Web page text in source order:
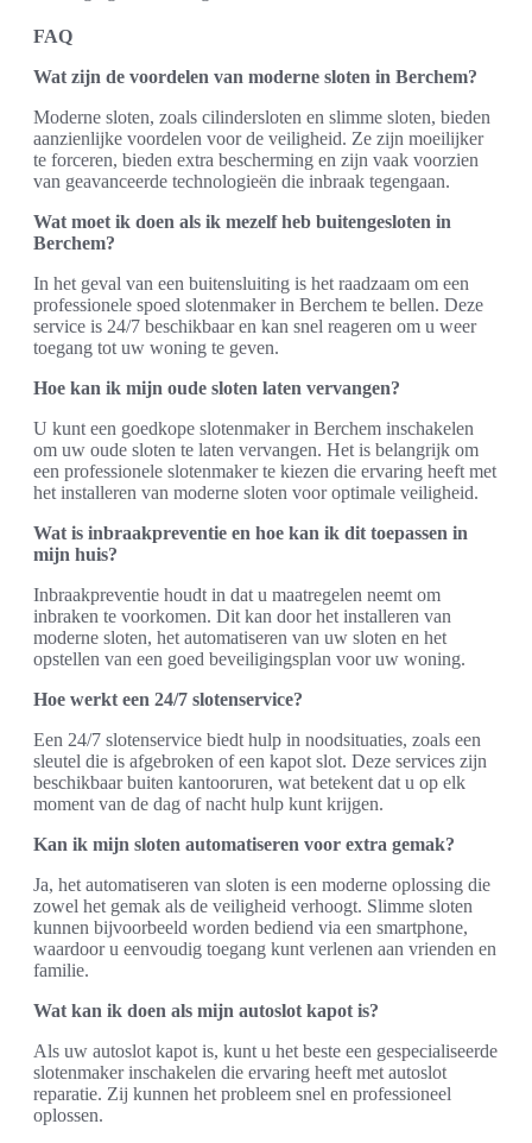
FAQ
Wat zijn de voordelen van moderne sloten in Berchem?
Moderne sloten, zoals cilindersloten en slimme sloten, bieden
aanzienlijke voordelen voor de veiligheid. Ze zijn moeilijker
te forceren, bieden extra bescherming en zijn vaak voorzien
van geavanceerde technologieën die inbraak tegengaan.
Wat moet ik doen als ik mezelf heb buitengesloten in
Berchem?
In het geval van een buitensluiting is het raadzaam om een
professionele spoed slotenmaker in Berchem te bellen. Deze
service is 24/7 beschikbaar en kan snel reageren om u weer
toegang tot uw woning te geven.
Hoe kan ik mijn oude sloten laten vervangen?
U kunt een goedkope slotenmaker in Berchem inschakelen
om uw oude sloten te laten vervangen. Het is belangrijk om
een professionele slotenmaker te kiezen die ervaring heeft met
het installeren van moderne sloten voor optimale veiligheid.
Wat is inbraakpreventie en hoe kan ik dit toepassen in
mijn huis?
Inbraakpreventie houdt in dat u maatregelen neemt om
inbraken te voorkomen. Dit kan door het installeren van
moderne sloten, het automatiseren van uw sloten en het
opstellen van een goed beveiligingsplan voor uw woning.
Hoe werkt een 24/7 slotenservice?
Een 24/7 slotenservice biedt hulp in noodsituaties, zoals een
sleutel die is afgebroken of een kapot slot. Deze services zijn
beschikbaar buiten kantooruren, wat betekent dat u op elk
moment van de dag of nacht hulp kunt krijgen.
Kan ik mijn sloten automatiseren voor extra gemak?
Ja, het automatiseren van sloten is een moderne oplossing die
zowel het gemak als de veiligheid verhoogt. Slimme sloten
kunnen bijvoorbeeld worden bediend via een smartphone,
waardoor u eenvoudig toegang kunt verlenen aan vrienden en
familie.
Wat kan ik doen als mijn autoslot kapot is?
Als uw autoslot kapot is, kunt u het beste een gespecialiseerde
slotenmaker inschakelen die ervaring heeft met autoslot
reparatie. Zij kunnen het probleem snel en professioneel
oplossen.